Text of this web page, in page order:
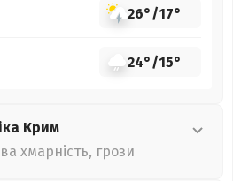
26°/17°
24°/15°
Крим
хмарність, грози